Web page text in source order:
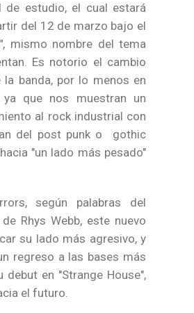
de estudio, el cual estará
del 12 de marzo bajo el
, mismo nombre del tema
Es notorio el cambio
banda, por lo menos en
ya que nos muestran un
al rock industrial con
del post punk o gothic
"un lado más pesado"
según palabras del
Rhys Webb, este nuevo
su lado más agresivo, y
regreso a las bases más
debut en "Strange House",
el futuro.